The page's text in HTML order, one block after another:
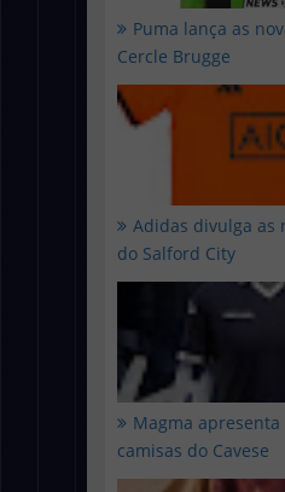
Puma lança as
Cercle Brugge
Adidas divulga as
do Salford City
Magma apresenta
camisas do Cavese